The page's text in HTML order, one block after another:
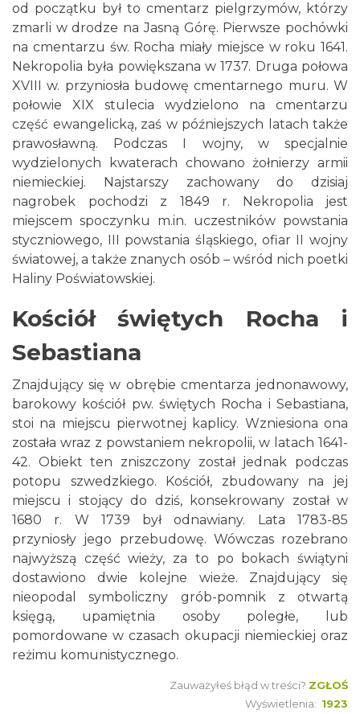
od początku był to cmentarz pielgrzymów, którzy
zmarli w drodze na Jasną Górę. Pierwsze pochówki
na cmentarzu św. Rocha miały miejsce w roku 1641.
Nekropolia była powiększana w 1737. Druga połowa
XVIII w. przyniosła budowę cmentarnego muru. W
połowie XIX stulecia wydzielono na cmentarzu
część ewangelicką, zaś w późniejszych latach także
prawosławną. Podczas I wojny, w specjalnie
wydzielonych kwaterach chowano żołnierzy armii
niemieckiej. Najstarszy zachowany do dzisiaj
nagrobek pochodzi z 1849 r. Nekropolia jest
miejscem spoczynku m.in. uczestników powstania
styczniowego, III powstania śląskiego, ofiar II wojny
światowej, a także znanych osób – wśród nich poetki
Haliny Poświatowskiej.
Kościół świętych Rocha i
Sebastiana
Znajdujący się w obrębie cmentarza jednonawowy,
barokowy kościół pw. świętych Rocha i Sebastiana,
stoi na miejscu pierwotnej kaplicy. Wzniesiona ona
została wraz z powstaniem nekropolii, w latach 1641-
42. Obiekt ten zniszczony został jednak podczas
potopu szwedzkiego. Kościół, zbudowany na jej
miejscu i stojący do dziś, konsekrowany został w
1680 r. W 1739 był odnawiany. Lata 1783-85
przyniosły jego przebudowę. Wówczas rozebrano
najwyższą część wieży, za to po bokach świątyni
dostawiono dwie kolejne wieże. Znajdujący się
nieopodal symboliczny grób-pomnik z otwartą
księgą, upamiętnia osoby poległe, lub
pomordowane w czasach okupacji niemieckiej oraz
reżimu komunistycznego.
Zauważyłeś błąd w treści? ZGŁOŚ
Wyświetlenia: 1923